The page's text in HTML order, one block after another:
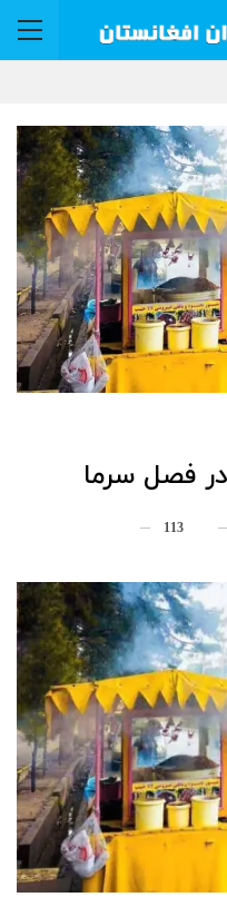
فصل سرما
113